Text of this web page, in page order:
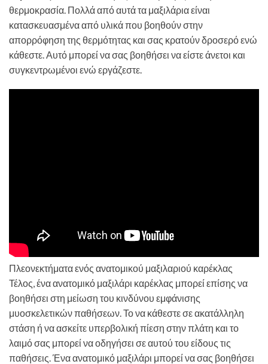
θερμοκρασία. Πολλά από αυτά τα μαξιλάρια είναι
κατασκευασμένα από υλικά που βοηθούν στην
απορρόφηση της θερμότητας και σας κρατούν δροσερό ενώ
κάθεστε. Αυτό μπορεί να σας βοηθήσει να είστε άνετοι και
συγκεντρωμένοι ενώ εργάζεστε.
Πλεονεκτήματα ενός ανατομικού μαξιλαριού καρέκλας
Τέλος, ένα ανατομικό μαξιλάρι καρέκλας μπορεί επίσης να
βοηθήσει στη μείωση του κινδύνου εμφάνισης
μυοσκελετικών παθήσεων. Το να κάθεστε σε ακατάλληλη
στάση ή να ασκείτε υπερβολική πίεση στην πλάτη και το
λαιμό σας μπορεί να οδηγήσει σε αυτού του είδους τις
παθήσεις. Ένα ανατομικό μαξιλάρι μπορεί να σας βοηθήσει